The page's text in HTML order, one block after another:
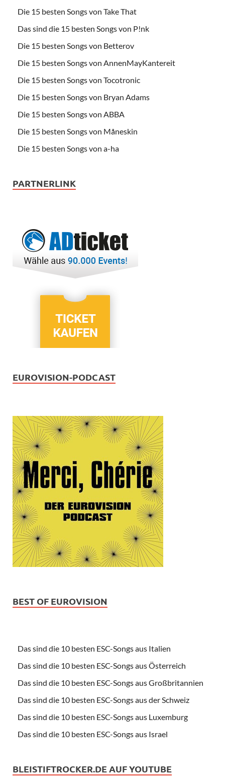
Die 15 besten Songs von Take That
Das sind die 15 besten Songs von P!nk
Die 15 besten Songs von Betterov
Die 15 besten Songs von AnnenMayKantereit
Die 15 besten Songs von Tocotronic
Die 15 besten Songs von Bryan Adams
Die 15 besten Songs von ABBA
Die 15 besten Songs von Måneskin
Die 15 besten Songs von a-ha
PARTNERLINK
EUROVISION-PODCAST
BEST OF EUROVISION
Das sind die 10 besten ESC-Songs aus Italien
Das sind die 10 besten ESC-Songs aus Österreich
Das sind die 10 besten ESC-Songs aus Großbritannien
Das sind die 10 besten ESC-Songs aus der Schweiz
Das sind die 10 besten ESC-Songs aus Luxemburg
Das sind die 10 besten ESC-Songs aus Israel
BLEISTIFTROCKER.DE AUF YOUTUBE